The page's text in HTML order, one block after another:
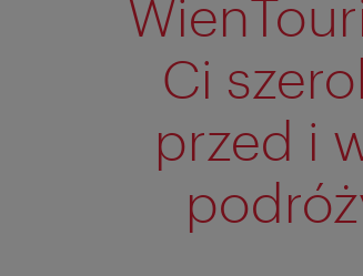
Ci
przed i